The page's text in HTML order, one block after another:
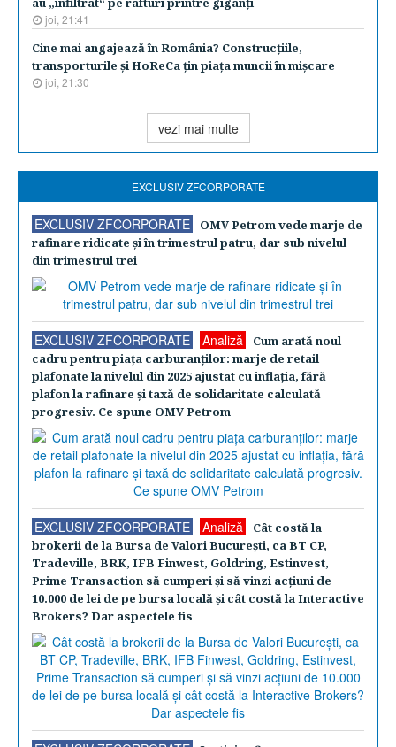
joi, 21:41
Cine mai angajează în România? Construcţiile,
transporturile şi HoReCa ţin piaţa muncii în mişcare
joi, 21:30
vezi mai multe
EXCLUSIV ZFCORPORATE
EXCLUSIV ZFCORPORATE
OMV Petrom vede marje de
rafinare ridicate şi în trimestrul patru, dar sub nivelul
din trimestrul trei
EXCLUSIV ZFCORPORATE Analiză
Cum arată noul
cadru pentru piaţa carburanţilor: marje de retail
plafonate la nivelul din 2025 ajustat cu inflaţia, fără
plafon la rafinare şi taxă de solidaritate calculată
progresiv. Ce spune OMV Petrom
EXCLUSIV ZFCORPORATE Analiză
Cât costă la
brokerii de la Bursa de Valori Bucureşti, ca BT CP,
Tradeville, BRK, IFB Finwest, Goldring, Estinvest,
Prime Transaction să cumperi şi să vinzi acţiuni de
10.000 de lei de pe bursa locală şi cât costă la Interactive
Brokers? Dar aspectele fis